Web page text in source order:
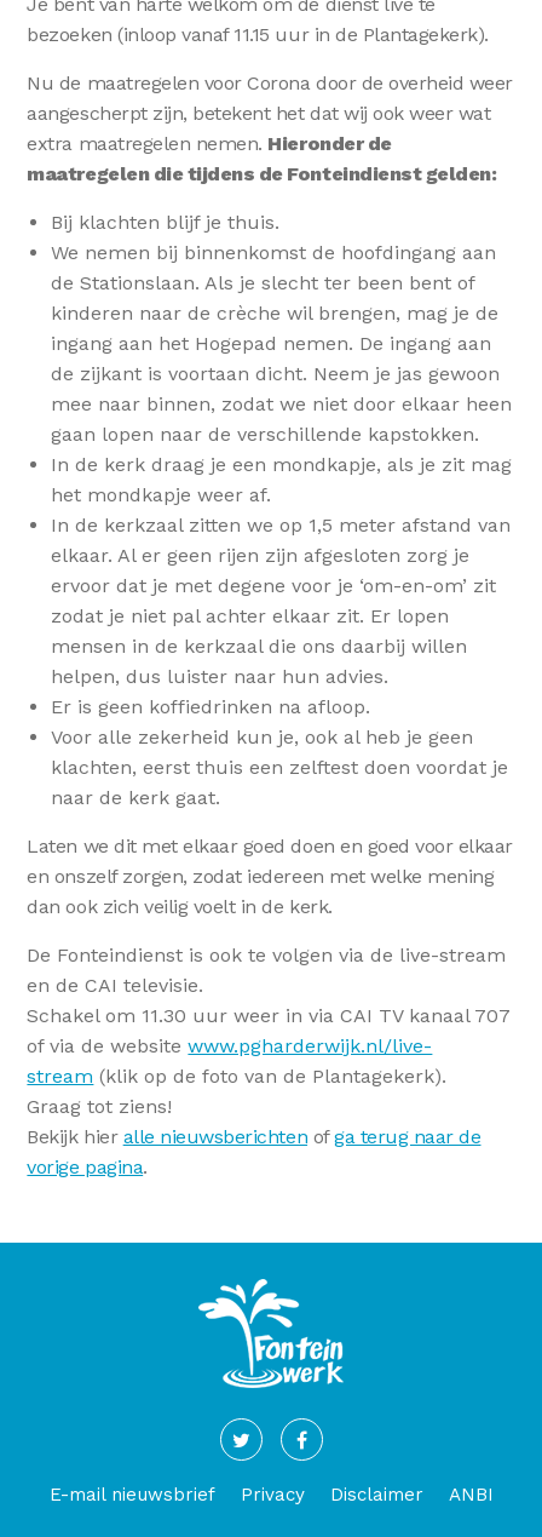
bezoeken (inloop vanaf 11.15 uur in de Plantagekerk).
Nu de maatregelen voor Corona door de overheid weer
aangescherpt zijn, betekent het dat wij ook weer wat
extra maatregelen nemen. Hieronder de
maatregelen die tijdens de Fonteindienst gelden:
Bij klachten blijf je thuis.
We nemen bij binnenkomst de hoofdingang aan
de Stationslaan. Als je slecht ter been bent of
kinderen naar de crèche wil brengen, mag je de
ingang aan het Hogepad nemen. De ingang aan
de zijkant is voortaan dicht. Neem je jas gewoon
mee naar binnen, zodat we niet door elkaar heen
gaan lopen naar de verschillende kapstokken.
In de kerk draag je een mondkapje, als je zit mag
het mondkapje weer af.
In de kerkzaal zitten we op 1,5 meter afstand van
elkaar. Al er geen rijen zijn afgesloten zorg je
ervoor dat je met degene voor je ‘om-en-om’ zit
zodat je niet pal achter elkaar zit. Er lopen
mensen in de kerkzaal die ons daarbij willen
helpen, dus luister naar hun advies.
Er is geen koffiedrinken na afloop.
Voor alle zekerheid kun je, ook al heb je geen
klachten, eerst thuis een zelftest doen voordat je
naar de kerk gaat.
Laten we dit met elkaar goed doen en goed voor elkaar
en onszelf zorgen, zodat iedereen met welke mening
dan ook zich veilig voelt in de kerk.
De Fonteindienst is ook te volgen via de live-stream
en de CAI televisie.
Schakel om 11.30 uur weer in via CAI TV kanaal 707
of via de websitewww.pgharderwijk.nl/live-
stream (klik op de foto van de Plantagekerk).
Graag tot ziens!
Bekijk hier alle nieuwsberichten ofga terug naar de
vorige pagina.
E-mail nieuwsbrief Privacy Disclaimer ANBI